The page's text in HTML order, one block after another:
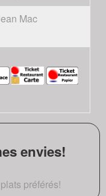
Mac
envies!
préférés!